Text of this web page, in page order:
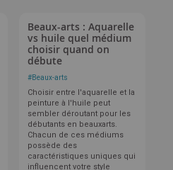
Beaux-arts : Aquarelle
vs huile quel médium
choisir quand on
débute
#Beaux-arts
Choisir entre l'aquarelle et la
peinture à l'huile peut
sembler déroutant pour les
débutants en beauxarts.
Chacun de ces médiums
possède des
caractéristiques uniques qui
influencent votre style